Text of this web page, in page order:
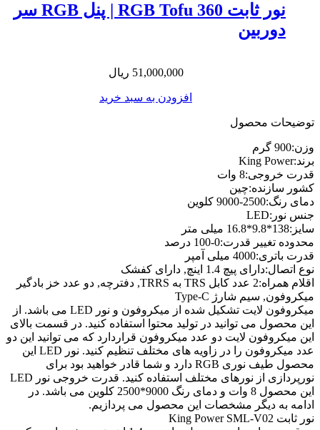
نور ثابت RGB Tofu 360 | پنل RGB سر
دوربین
51,000,000 ریال
افزودن به سبد خرید
توضیحات محصول
وزن:900 گرم
برند:King Power
قدرت خروجی:8 وات
کشور سازنده:چین
دمای رنگ:2500-9000 کلوین
جنس نور:LED
سایز:138*9.8*16.8 میلی متر
محدوده تغییر قدرت:0-100 درصد
قدرت باتری:4000 میلی آمپر
نوع اتصال:دارای پیچ 1.4 اینچ, دارای کفشک
اقلام همراه:2 عدد کابل TRS به TRRS, دفترچه, دو عدد خز بادگیر
میکروفون, سیم شارژ Type-C
میکروفون لایت تشکیل شده از میکروفون و نور LED می باشد. از
این محصول می توانید در تولید محتوا استفاده کنید. در قسمت بالای
این میکروفون لایت دو عدد میکروفون قراردارد که می توانید این دو
عدد میکروفون را در زاویه های مختلف تنظیم کنید. نور LED این
محصول طیف نوری RGB دارد و شما قادر خواهید بود برای
نورپردازی از نورهای مختلف استفاده کنید. قدرت خروجی نور LED
این محصول 8 وات و دمای رنگ 9000*2500 کلوین می باشد. در
ادامه به دیگر مشخصات این محصول می پردازیم.
نور ثابت King Power SML-V02